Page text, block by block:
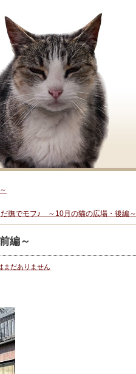
だ撫でモフ♪ ～10月の猫の広場・後編～
編～
まだありません